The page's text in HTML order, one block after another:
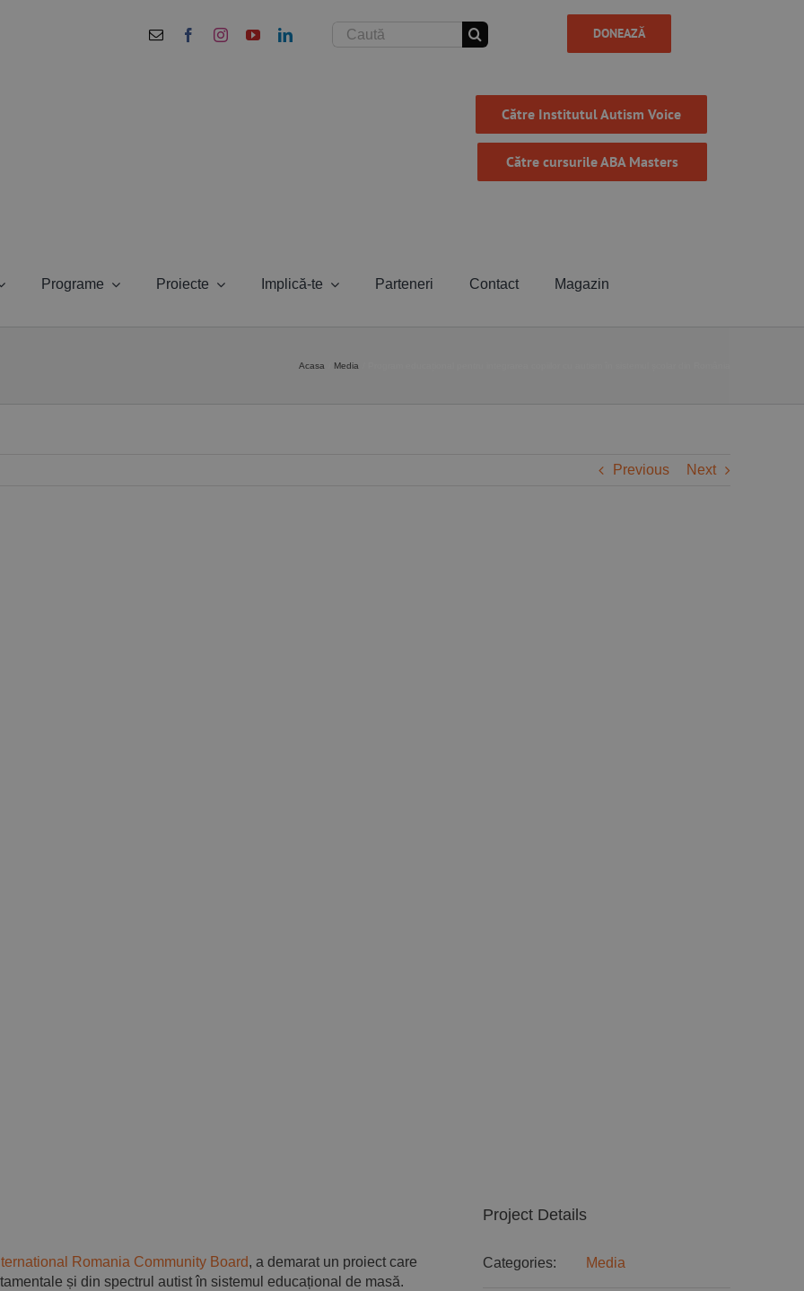
Cautare... DONEAZĂ
Către Institutul Autism Voice
Către cursurile ABA Masters
Programe Proiecte Implică-te Parteneri Contact Magazin
Acasa Media
Previous Next
Romania Community Board, a demarat un proiect care
și din spectrul autist în sistemul educațional de masă.
Project Details
Categories: Media